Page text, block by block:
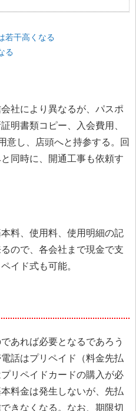
若干高くなる
る
社により異なるが、パスポ
明書類コピー、入会費用、
意し、店頭へと持参する。回
同時に、開通工事も依頼す
料、使用料、使用明細の記
ので、各会社まで現金で支
イド式も可能。
あれば必要となるであろう
話はプリペイド（料金先払
リペイドカードの購入が必
料金は発生しないが、先払
きなくなる。なお、期限切